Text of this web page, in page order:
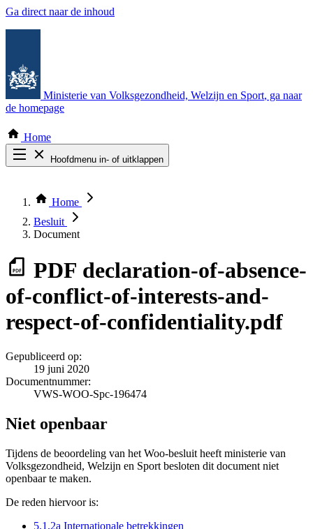
Ga direct naar de inhoud
Ministerie van Volksgezondheid, Welzijn en Sport, ga naar
de homepage
Home
Hoofdmenu in- of uitklappen
Thema COVID-19
Bekijk per bestuursorgaan
Home
Besluit
Document
PDF declaration-of-absence-
of-conflict-of-interests-and-
respect-of-confidentiality.pdf
Gepubliceerd op:
19 juni 2020
Documentnummer:
VWS-WOO-Spc-196474
Niet openbaar
Tijdens de beoordeling van het Woo-besluit heeft ministerie van
Volksgezondheid, Welzijn en Sport besloten dit document niet
openbaar te maken.
De reden hiervoor is:
5.1.2a Internationale betrekkingen